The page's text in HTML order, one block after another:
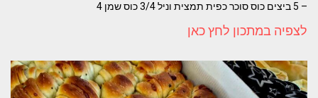
– 5 ביצים כוס סוכר כפית תמצית וניל 3/4 כוס שמן 4
לצפיה במתכון לחץ כאן